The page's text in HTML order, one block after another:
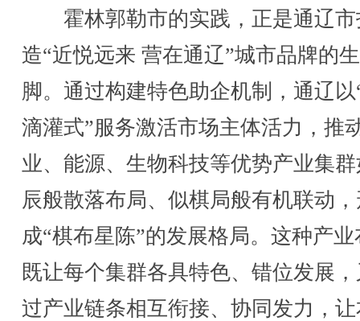
霍林郭勒市的实践，正是通辽市
造“近悦远来 营在通辽”城市品牌的
脚。通过构建特色助企机制，通辽以
滴灌式”服务激活市场主体活力，推
业、能源、生物科技等优势产业集
辰般散落布局、似棋局般有机联动
成“棋布星陈”的发展格局。这种产业
既让每个集群各具特色、错位发展
过产业链条相互衔接、协同发力，